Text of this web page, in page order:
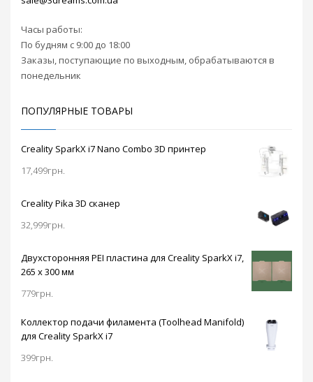
носитель, который
принтеру.
расположенного на
передней панели
принтера, упростив
и сделав еще
удобнее контроль
Оснащен датчиками
окончания или
поломки
филамента, а также
функцией
возобновления
Подогреваемая до
100 градусов
металлическая
широким
ассортиментом
пластиков для
идей.
Часы работы:
По будням с 9:00 до 18:00
Заказы, поступающие по выходным, обрабатываются в
понедельник
ПОПУЛЯРНЫЕ ТОВАРЫ
Creality SparkX i7 Nano Combo 3D принтер
17,499грн.
Creality Pika 3D сканер
32,999грн.
Двухсторонняя PEI пластина для Creality SparkX i7,
265 x 300 мм
779грн.
Коллектор подачи филамента (Toolhead Manifold)
для Creality SparkX i7
399грн.